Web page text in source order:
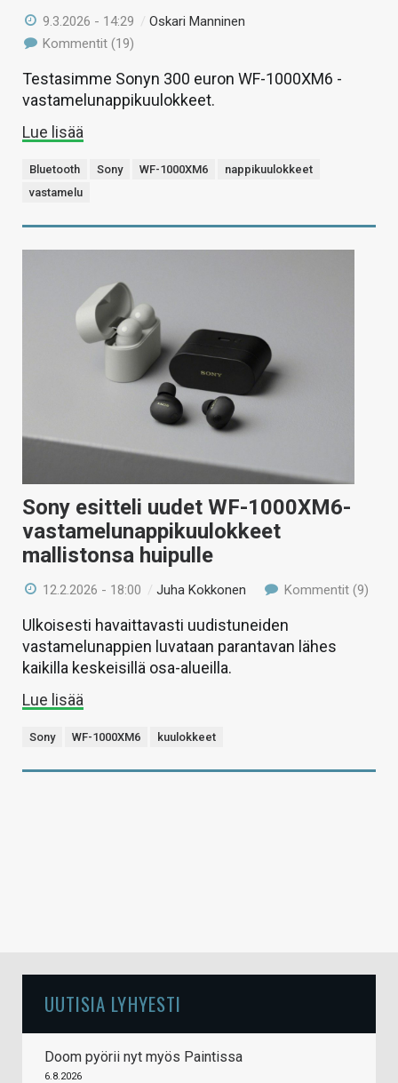
9.3.2026 - 14:29 /Oskari Manninen
Kommentit (19)
Testasimme Sonyn 300 euron WF-1000XM6 -
vastamelunappikuulokkeet.
Lue lisää
Bluetooth Sony WF-1000XM6
nappikuulokkeet
vastamelu
Sony esitteli uudet WF-1000XM6-
vastamelunappikuulokkeet
mallistonsa huipulle
12.2.2026 - 18:00 /Juha Kokkonen Kommentit (9)
Ulkoisesti havaittavasti uudistuneiden
vastamelunappien luvataan parantavan lähes
kaikilla keskeisillä osa-alueilla.
Lue lisää
Sony WF-1000XM6 kuulokkeet
UUTISIA LYHYESTI
Doom pyörii nyt myös Paintissa
6.8.2026